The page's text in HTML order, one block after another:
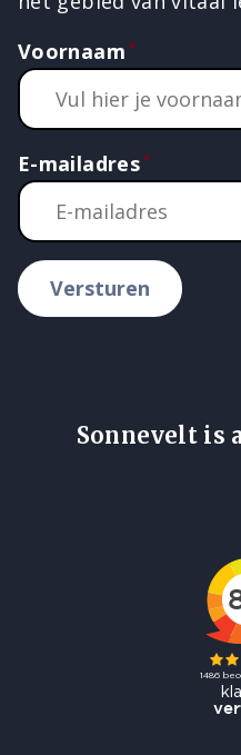
Voornaam
E-mailadres
Versturen
Sonnevelt is